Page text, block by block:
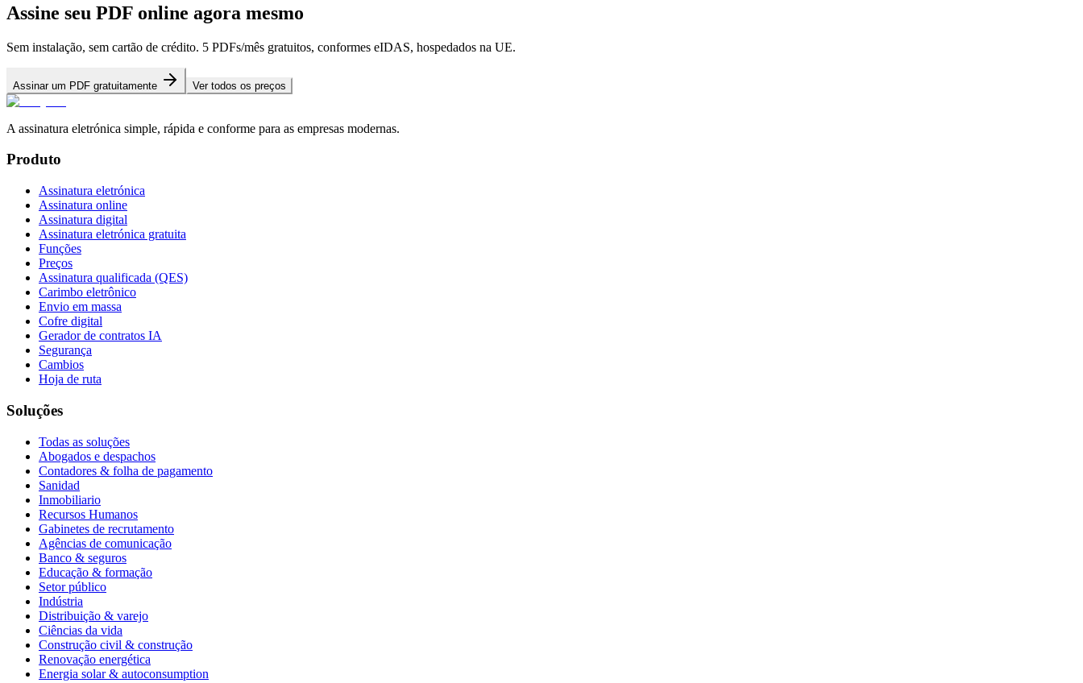
Assine seu PDF online agora mesmo
Sem instalação, sem cartão de crédito. 5 PDFs/mês gratuitos, conformes eIDAS, hospedados na UE.
Assinar um PDF gratuitamente Ver todos os preços
A assinatura eletrónica simple, rápida e conforme para as empresas modernas.
Produto
Assinatura eletrónica
Assinatura online
Assinatura digital
Assinatura eletrónica gratuita
Funções
Preços
Assinatura qualificada (QES)
Carimbo eletrônico
Envio em massa
Cofre digital
Gerador de contratos IA
Segurança
Cambios
Hoja de ruta
Soluções
Todas as soluções
Abogados e despachos
Contadores & folha de pagamento
Sanidad
Inmobiliario
Recursos Humanos
Gabinetes de recrutamento
Agências de comunicação
Banco & seguros
Educação & formação
Setor público
Indústria
Distribuição & varejo
Ciências da vida
Construção civil & construção
Renovação energética
Energia solar & autoconsumption